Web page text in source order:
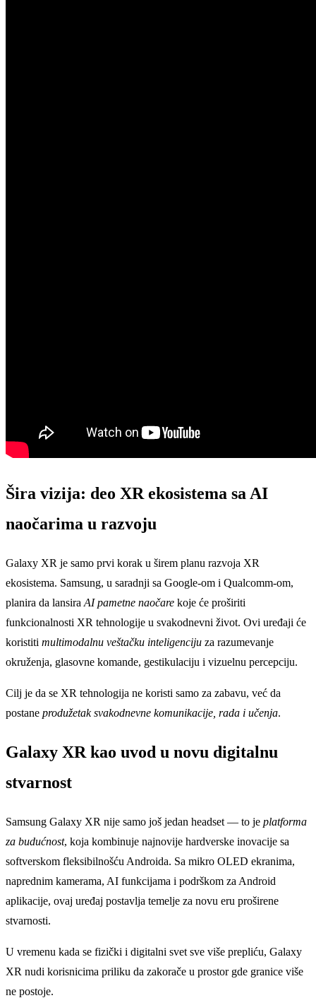
Šira vizija: deo XR ekosistema sa AI
naočarima u razvoju
Galaxy XR je samo prvi korak u širem planu razvoja XR
ekosistema. Samsung, u saradnji sa Google-om i Qualcomm-om,
planira da lansira AI pametne naočare koje će proširiti
funkcionalnosti XR tehnologije u svakodnevni život. Ovi uređaji će
koristiti multimodalnu veštačku inteligenciju za razumevanje
okruženja, glasovne komande, gestikulaciju i vizuelnu percepciju.
Cilj je da se XR tehnologija ne koristi samo za zabavu, već da
postane produžetak svakodnevne komunikacije, rada i učenja.
Galaxy XR kao uvod u novu digitalnu
stvarnost
Samsung Galaxy XR nije samo još jedan headset — to je platforma
za budućnost, koja kombinuje najnovije hardverske inovacije sa
softverskom fleksibilnošću Androida. Sa mikro OLED ekranima,
naprednim kamerama, AI funkcijama i podrškom za Android
aplikacije, ovaj uređaj postavlja temelje za novu eru proširene
stvarnosti.
U vremenu kada se fizički i digitalni svet sve više prepliću, Galaxy
XR nudi korisnicima priliku da zakorače u prostor gde granice više
ne postoje.